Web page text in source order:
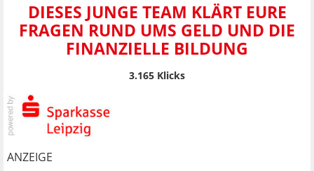
DIESES JUNGE TEAM KLÄRT EURE
FRAGEN RUND UMS GELD UND DIE
FINANZIELLE BILDUNG
3.165 Klicks
ANZEIGE